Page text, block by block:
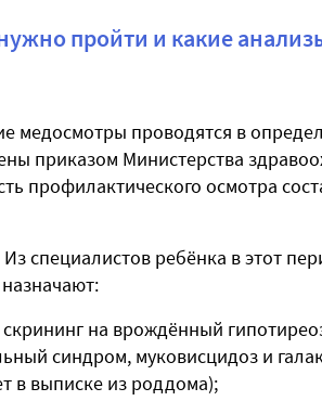
пройти и какие
медосмотры проводятся в
приказом Министерства
профилактического осмотра
Из специалистов ребёнка в этот
назначают:
на врождённый
синдром, муковисцидоз и
в выписке из роддома);